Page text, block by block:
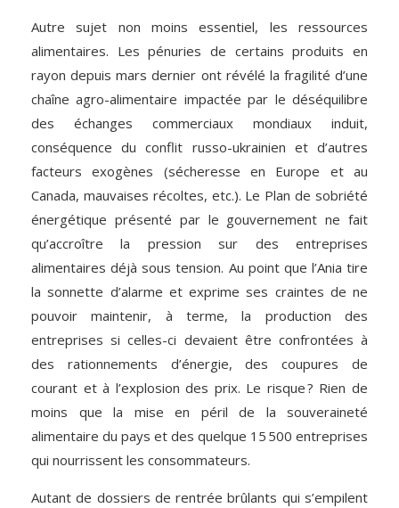
Autre sujet non moins essentiel, les ressources
alimentaires. Les pénuries de certains produits en
rayon depuis mars dernier ont révélé la fragilité d’une
chaîne agro-alimentaire impactée par le déséquilibre
des échanges commerciaux mondiaux induit,
conséquence du conflit russo-ukrainien et d’autres
facteurs exogènes (sécheresse en Europe et au
Canada, mauvaises récoltes, etc.). Le Plan de sobriété
énergétique présenté par le gouvernement ne fait
qu’accroître la pression sur des entreprises
alimentaires déjà sous tension. Au point que l’Ania tire
la sonnette d’alarme et exprime ses craintes de ne
pouvoir maintenir, à terme, la production des
entreprises si celles-ci devaient être confrontées à
des rationnements d’énergie, des coupures de
courant et à l’explosion des prix. Le risque ? Rien de
moins que la mise en péril de la souveraineté
alimentaire du pays et des quelque 15 500 entreprises
qui nourrissent les consommateurs.
Autant de dossiers de rentrée brûlants qui s’empilent